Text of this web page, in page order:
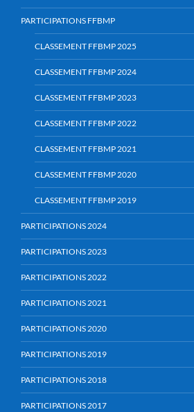
PARTICIPATIONS FFBMP
CLASSEMENT FFBMP 2025
CLASSEMENT FFBMP 2024
CLASSEMENT FFBMP 2023
CLASSEMENT FFBMP 2022
CLASSEMENT FFBMP 2021
CLASSEMENT FFBMP 2020
CLASSEMENT FFBMP 2019
PARTICIPATIONS 2024
PARTICIPATIONS 2023
PARTICIPATIONS 2022
PARTICIPATIONS 2021
PARTICIPATIONS 2020
PARTICIPATIONS 2019
PARTICIPATIONS 2018
PARTICIPATIONS 2017